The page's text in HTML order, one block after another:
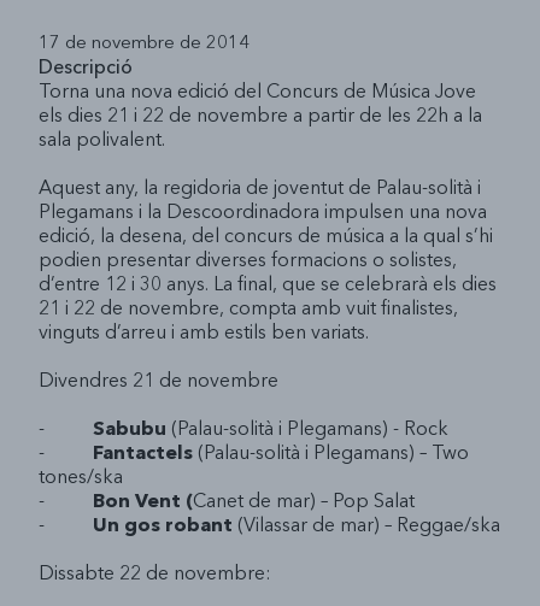
Memòries
Sala Corral
Sales d'entitats
Participació i Associacionisme
Mobilitat
Laboral
Habitatge
Som Skaters
Fem pistes
Parkour
Projecte GPS
Associacions
Col·lectius Informals
Participació Individual
Saluda't
Karpasana
SEXmana
O2
Setmana sense Alcohol
Espai Ben-estar
Fem patis
Visites setmanals
Suport als Centres Educatius de Secundària
Intervencions a les aules
Suport als equips docents
PROMOCIÓ CULTURAL
Palau Ressona, concurs de música jove
Exposicions de joves artistes
Ajuts i subvencions
17 de novembre de 2014
Descripció
Torna una nova edició del Concurs de Música Jove
els dies 21 i 22 de novembre a partir de les 22h a la
sala polivalent.
Aquest any, la regidoria de joventut de Palau-solità i
Plegamans i la Descoordinadora impulsen una nova
edició, la desena, del concurs de música a la qual s’hi
podien presentar diverses formacions o solistes,
d’entre 12 i 30 anys. La final, que se celebrarà els dies
21 i 22 de novembre, compta amb vuit finalistes,
vinguts d’arreu i amb estils ben variats.
Divendres 21 de novembre
- Sabubu (Palau-solità i Plegamans) - Rock
- Fantactels (Palau-solità i Plegamans) – Two
tones/ska
- Bon Vent (Canet de mar) – Pop Salat
- Un gos robant (Vilassar de mar) – Reggae/ska
Dissabte 22 de novembre: